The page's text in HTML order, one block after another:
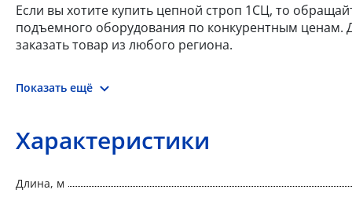
Если вы хотите купить цепной строп 1СЦ, то
подъемного оборудования по конкурентным ценам.
заказать товар из любого региона.
Показать ещё
Характеристики
Длина, м